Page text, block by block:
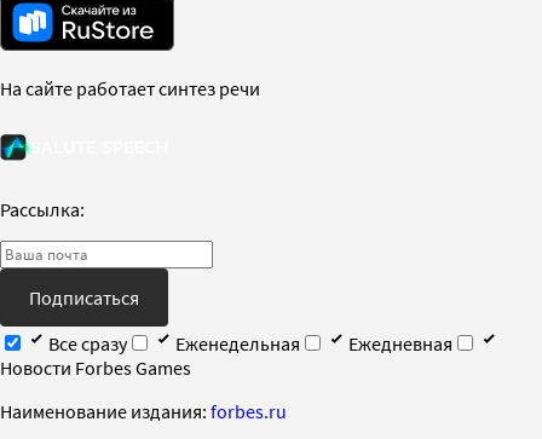
На сайте работает синтез речи
Рассылка:
Подписаться
Все сразу
Еженедельная
Ежедневная
Новости Forbes Games
Наименование издания: forbes.ru